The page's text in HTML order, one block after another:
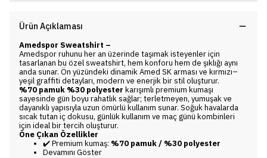
Ürün Açıklaması
Amedspor Sweatshirt –
Amedspor ruhunu her an üzerinde taşımak isteyenler için
tasarlanan bu özel sweatshirt, hem konforu hem de şıklığı aynı
anda sunar. Ön yüzündeki dinamik Amed SK arması ve kırmızı–
yeşil graffiti detayları, modern ve enerjik bir stil oluşturur.
%70 pamuk %30 polyester karışımlı premium kumaşı
sayesinde gün boyu rahatlık sağlar; terletmeyen, yumuşak ve
dayanıklı yapısıyla uzun ömürlü kullanım sunar. Soğuk havalarda
sıcak tutan iç dokusu, günlük kullanım ve maç günü kombinleri
için ideal bir tercih oluşturur.
Öne Çıkan Özellikler
✔ ️ Premium kumaş: %70 pamuk / %30 polyester
Devamını Göster